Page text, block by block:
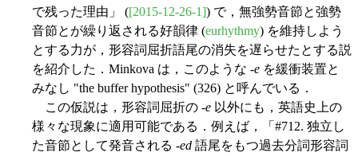
で残った理由」 ([2015-12-26-1]) で，無強勢音節と強勢
音節とが繰り返される好韻律 (eurhythmy) を維持しよう
とする力が，形容詞屈折語尾の消失を遅らせたとする説
を紹介した．Minkova は，このような -e を緩衝装置と
みなし "the buffer hypothesis" (326) と呼んでいる．
この仮説は，形容詞屈折の -e 以外にも，英語史上の
様々な現象に適用可能である．例えば，「#712. 独立し
た音節として発音される -ed 語尾をもつ過去分詞形容詞